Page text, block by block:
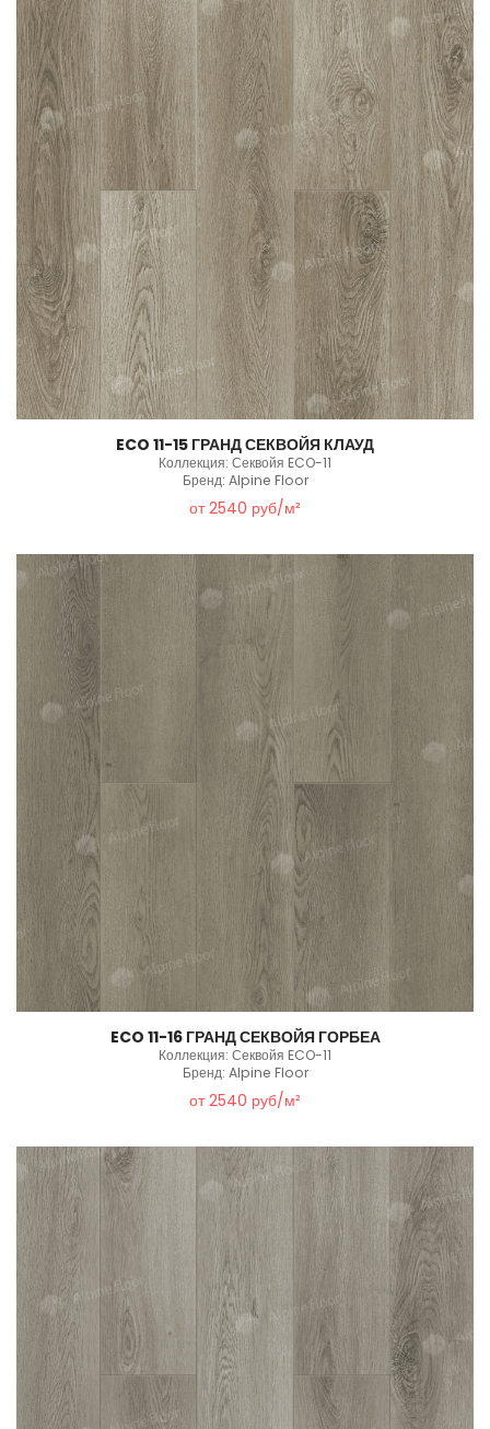
ECO 11-15 ГРАНД СЕКВОЙЯ КЛАУД
Коллекция: Секвойя ECO-11
Бренд: Alpine Floor
от 2540 руб/м²
ECO 11-16 ГРАНД СЕКВОЙЯ ГОРБЕА
Коллекция: Секвойя ECO-11
Бренд: Alpine Floor
от 2540 руб/м²